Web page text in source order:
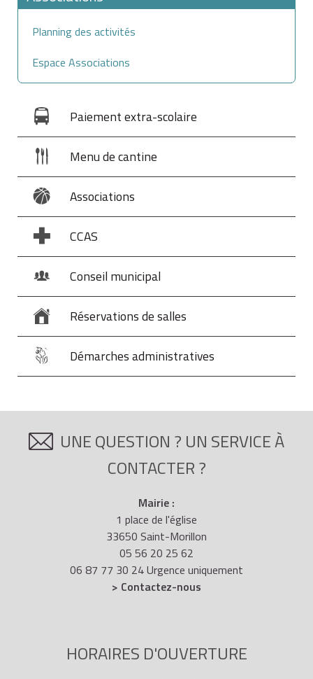
Planning des activités
Espace Associations
Paiement extra-scolaire
Menu de cantine
Associations
CCAS
Conseil municipal
Réservations de salles
Démarches administratives
UNE QUESTION ? UN SERVICE À
CONTACTER ?
Mairie :
1 place de l'église
33650 Saint-Morillon
05 56 20 25 62
06 87 77 30 24 Urgence uniquement
> Contactez-nous
HORAIRES D'OUVERTURE